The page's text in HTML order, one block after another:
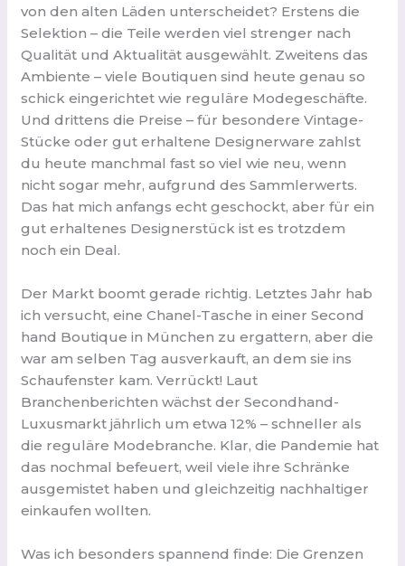
von den alten Läden unterscheidet? Erstens die
Selektion – die Teile werden viel strenger nach
Qualität und Aktualität ausgewählt. Zweitens das
Ambiente – viele Boutiquen sind heute genau so
schick eingerichtet wie reguläre Modegeschäfte.
Und drittens die Preise – für besondere Vintage-
Stücke oder gut erhaltene Designerware zahlst
du heute manchmal fast so viel wie neu, wenn
nicht sogar mehr, aufgrund des Sammlerwerts.
Das hat mich anfangs echt geschockt, aber für ein
gut erhaltenes Designerstück ist es trotzdem
noch ein Deal.
Der Markt boomt gerade richtig. Letztes Jahr hab
ich versucht, eine Chanel-Tasche in einer Second
hand Boutique in München zu ergattern, aber die
war am selben Tag ausverkauft, an dem sie ins
Schaufenster kam. Verrückt! Laut
Branchenberichten wächst der Secondhand-
Luxusmarkt jährlich um etwa 12% – schneller als
die reguläre Modebranche. Klar, die Pandemie hat
das nochmal befeuert, weil viele ihre Schränke
ausgemistet haben und gleichzeitig nachhaltiger
einkaufen wollten.
Was ich besonders spannend finde: Die Grenzen